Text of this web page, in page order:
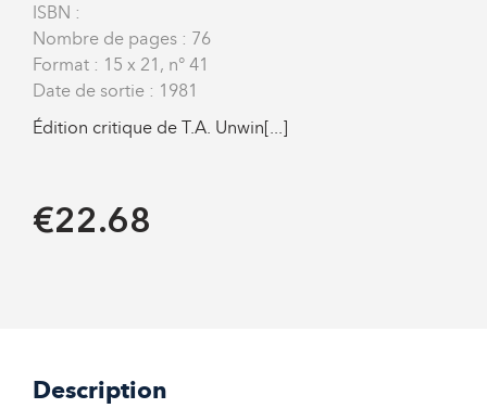
ISBN :
Nombre de pages : 76
Format : 15 x 21, n° 41
Date de sortie : 1981
Édition critique de T.A. Unwin[...]
€22.68
Description